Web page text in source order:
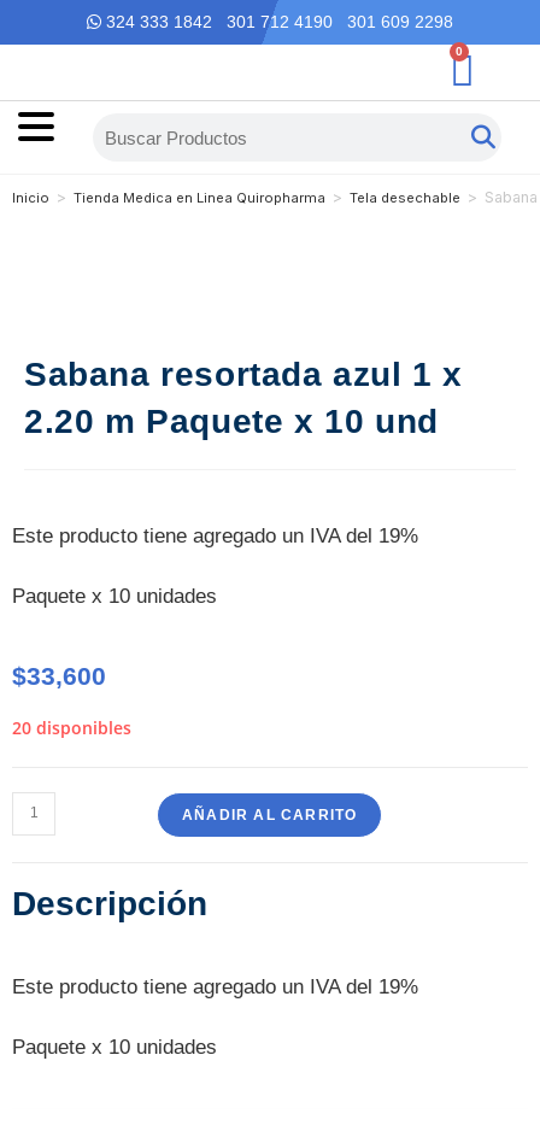
324 333 1842 301 712 4190 301 609 2298
0
Inicio > Tienda Medica en Linea Quiropharma > Tela desechable >
Sabana resortada azul 1 x
2.20 m Paquete x 10 und
Este producto tiene agregado un IVA del 19%
Paquete x 10 unidades
$33,600
20 disponibles
AÑADIR AL CARRITO
Descripción
Este producto tiene agregado un IVA del 19%
Paquete x 10 unidades